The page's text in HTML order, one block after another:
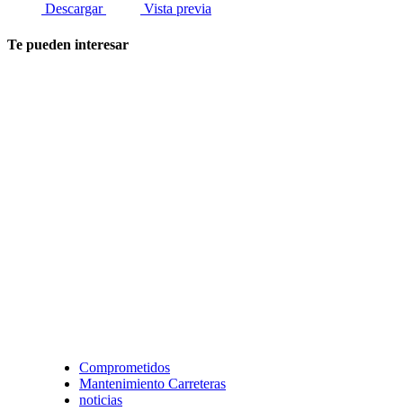
Descargar Vista previa
Te pueden interesar
Comprometidos
Mantenimiento Carreteras
noticias